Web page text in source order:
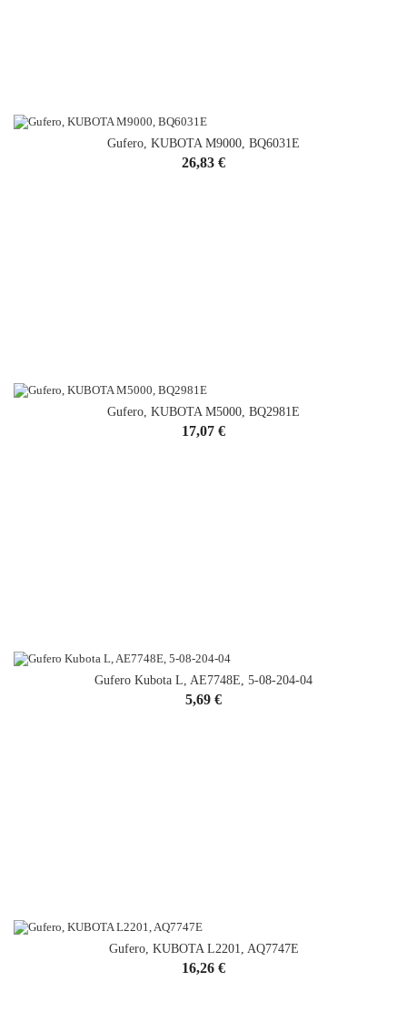
Gufero, KUBOTA M9000, BQ6031E
Cena
26,83 €
Gufero, KUBOTA M5000, BQ2981E
Cena
17,07 €
Gufero Kubota L, AE7748E, 5-08-204-04
Cena
5,69 €
Gufero, KUBOTA L2201, AQ7747E
Cena
16,26 €